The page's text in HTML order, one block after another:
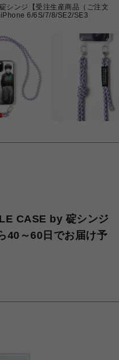
シンジ【受注生産商品（ご注文
6/6S/7/8/SE2/SE3
CASE by 碇シンジ
40～60日でお届け予